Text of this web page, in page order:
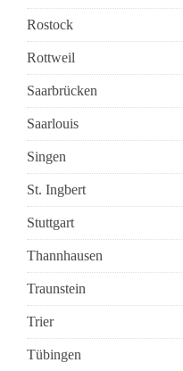
Rostock
Rottweil
Saarbrücken
Saarlouis
Singen
St. Ingbert
Stuttgart
Thannhausen
Traunstein
Trier
Tübingen